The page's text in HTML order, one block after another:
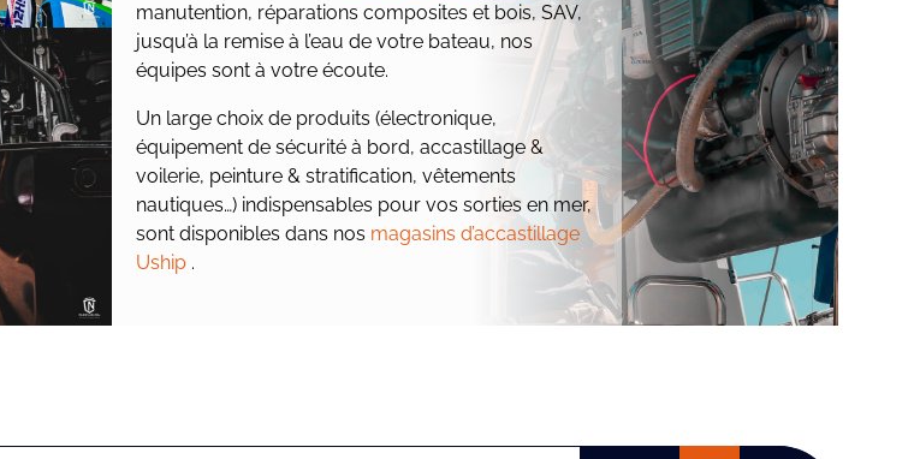
manutention, réparations composites et bois, SAV,
jusqu’à la remise à l’eau de votre bateau, nos
équipes sont à votre écoute.
Un large choix de produits (électronique,
équipement de sécurité à bord, accastillage &
voilerie, peinture & stratification, vêtements
nautiques…) indispensables pour vos sorties en mer,
sont disponibles dans nos magasins d’accastillage
Uship .